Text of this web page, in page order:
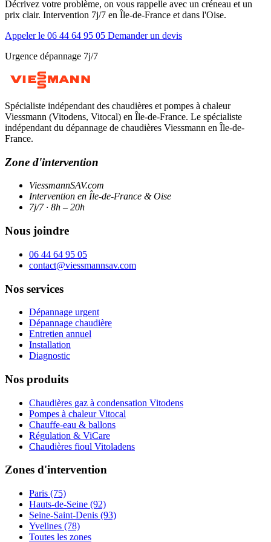
Décrivez votre problème, on vous rappelle avec un créneau et un
prix clair. Intervention 7j/7 en Île-de-France et dans l'Oise.
Appeler le 06 44 64 95 05 Demander un devis
Urgence dépannage 7j/7
Spécialiste indépendant des chaudières et pompes à chaleur
Viessmann (Vitodens, Vitocal) en Île-de-France. Le spécialiste
indépendant du dépannage de chaudières Viessmann en Île-de-
France.
Zone d'intervention
ViessmannSAV.com
Intervention en Île-de-France & Oise
7j/7 · 8h – 20h
Nous joindre
06 44 64 95 05
contact@viessmannsav.com
Nos services
Dépannage urgent
Dépannage chaudière
Entretien annuel
Installation
Diagnostic
Nos produits
Chaudières gaz à condensation Vitodens
Pompes à chaleur Vitocal
Chauffe-eau & ballons
Régulation & ViCare
Chaudières fioul Vitoladens
Zones d'intervention
Paris (75)
Hauts-de-Seine (92)
Seine-Saint-Denis (93)
Yvelines (78)
Toutes les zones